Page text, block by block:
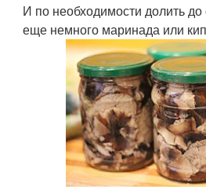
И по необходимости долить
еще немного маринада или